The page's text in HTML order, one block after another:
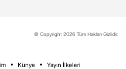
© Copyright 2026 Tüm Hakları Gizlidir.
Künye Yayın İlkeleri